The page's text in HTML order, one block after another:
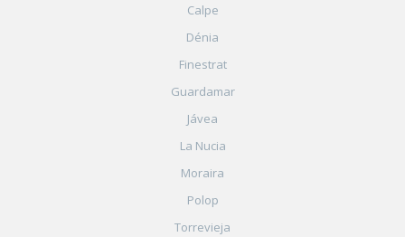
Calpe
Dénia
Finestrat
Guardamar
Jávea
La Nucia
Moraira
Polop
Torrevieja